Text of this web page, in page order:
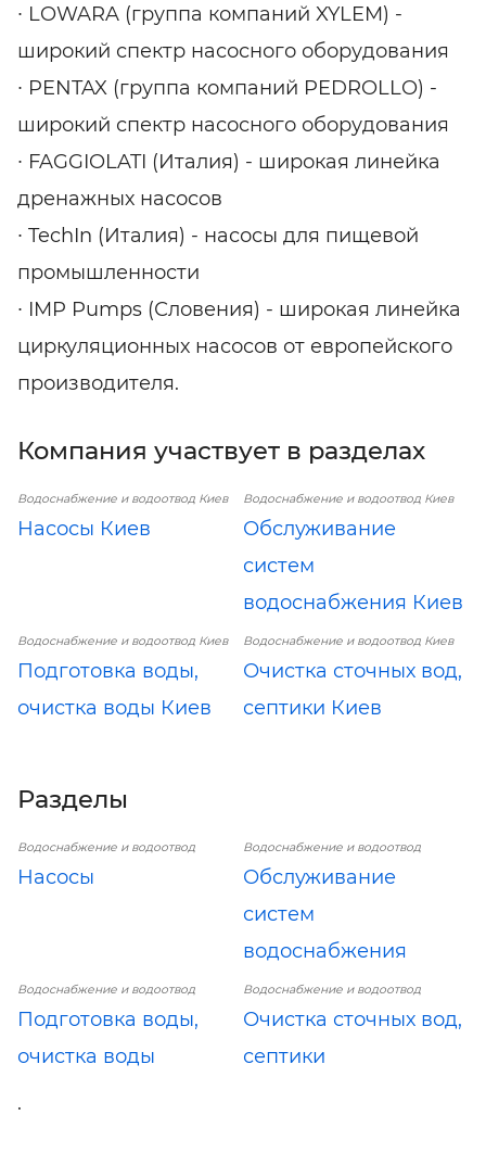
∙ LOWARA (группа компаний XYLEM) -
широкий спектр насосного оборудования
∙ PENTAX (группа компаний PEDROLLO) -
широкий спектр насосного оборудования
∙ FAGGIOLATI (Италия) - широкая линейка
дренажных насосов
∙ TechIn (Италия) - насосы для пищевой
промышленности
∙ IMP Pumps (Словения) - широкая линейка
циркуляционных насосов от европейского
производителя.
Компания участвует в разделах
Водоснабжение и водоотвод Киев
Насосы Киев
Водоснабжение и водоотвод Киев
Обслуживание
систем
водоснабжения Киев
Водоснабжение и водоотвод Киев
Подготовка воды,
очистка воды Киев
Водоснабжение и водоотвод Киев
Очистка сточных вод,
септики Киев
Разделы
Водоснабжение и водоотвод
Насосы
Водоснабжение и водоотвод
Обслуживание
систем
водоснабжения
Водоснабжение и водоотвод
Подготовка воды,
очистка воды
Водоснабжение и водоотвод
Очистка сточных вод,
септики
.